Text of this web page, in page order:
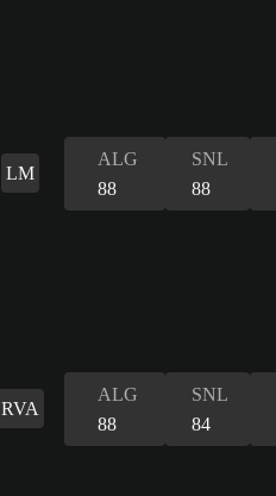
LM
ALG
88
SNL
88
RVA
ALG
88
SNL
84